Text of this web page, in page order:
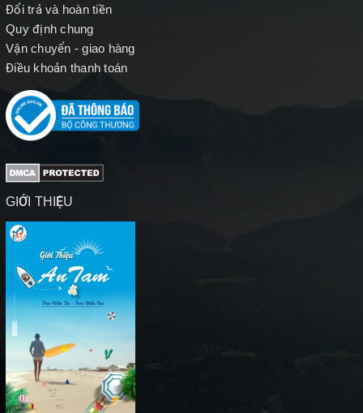
Đổi trả và hoàn tiền
Quy định chung
Vận chuyển - giao hàng
Điều khoản thanh toán
GIỚI THIỆU